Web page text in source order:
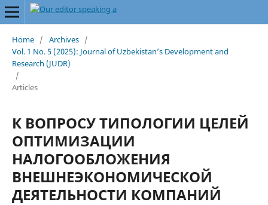
Home / Archives /
Vol. 1 No. 5 (2025): Journal of Uzbekistan’s Development and
Research (JUDR)
/
Articles
К ВОПРОСУ ТИПОЛОГИИ ЦЕЛЕЙ
ОПТИМИЗАЦИИ
НАЛОГООБЛОЖЕНИЯ
ВНЕШНЕЭКОНОМИЧЕСКОЙ
ДЕЯТЕЛЬНОСТИ КОМПАНИЙ